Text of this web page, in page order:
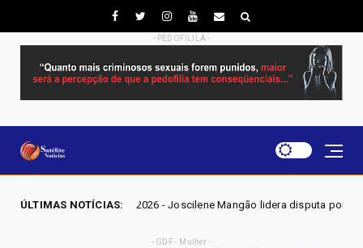
- PEDOFILILA -
ÚLTIMAS NOTÍCIAS:
- Joscilene Mangão lidera disputa por vaga na Alego em Novo Gama,
- GDF - Mulher -